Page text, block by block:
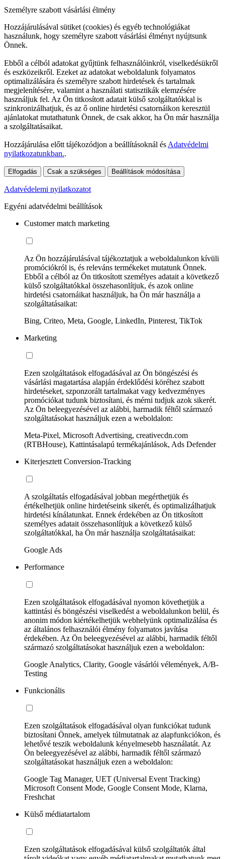
Személyre szabott vásárlási élmény
Hozzájárulásával sütiket (cookies) és egyéb technológiákat
használunk, hogy személyre szabott vásárlási élményt nyújtsunk
Önnek.
Ebből a célból adatokat gyűjtünk felhasználóinkról, viselkedésükről
és eszközeikről. Ezeket az adatokat weboldalunk folyamatos
optimalizálására és személyre szabott hirdetések és tartalmak
megjelenítésére, valamint a használati statisztikák elemzésére
használjuk fel. Az Ön titkosított adatait külső szolgáltatókkal is
szinkronizálhatjuk, és az ő online hirdetési csatornáikon keresztül
ajánlatokat mutathatunk Önnek, de csak akkor, ha Ön már használja
a szolgáltatásaikat.
Hozzájárulása előtt tájékozódjon a beállításoknál és Adatvédelmi
nyilatkozatunkban..
Elfogadás Csak a szükséges Beállítások módosítása
Adatvédelemi nyilatkozatot
Egyéni adatvédelmi beállítások
Customer match marketing
Az Ön hozzájárulásával tájékoztatjuk a weboldalunkon kívüli
promóciókról is, és releváns termékeket mutatunk Önnek.
Ebből a célból az Ön titkosított személyes adatait a következő
külső szolgáltatókkal összehasonlítjuk, és azok online
hirdetési csatornáikat használjuk, ha Ön már használja a
szolgáltatásaikat:
Bing, Criteo, Meta, Google, LinkedIn, Pinterest, TikTok
Marketing
Ezen szolgáltatások elfogadásával az Ön böngészési és
vásárlási magatartása alapján érdeklődési köréhez szabott
hirdetéseket, szponzorált tartalmakat vagy kedvezményes
promóciókat tudunk biztosítani, és mérni tudjuk azok sikerét.
Az Ön beleegyezésével az alábbi, harmadik féltől származó
szolgáltatásokat használjuk ezen a weboldalon:
Meta-Pixel, Microsoft Advertising, creativecdn.com
(RTBHouse), Kattintásalapú termékajánlások, Ads Defender
Kiterjesztett Conversion-Tracking
A szolgáltatás elfogadásával jobban megérthetjük és
értékelhetjük online hirdetéseink sikerét, és optimalizálhatjuk
hirdetési kínálatunkat. Ennek érdekében az Ön titkosított
személyes adatait összehasonlítjuk a következő külső
szolgáltatókkal, ha Ön már használja szolgáltatásaikat:
Google Ads
Performance
Ezen szolgáltatások elfogadásával nyomon követhetjük a
kattintási és böngészési viselkedést a weboldalunkon belül, és
anonim módon kiértékelhetjük webhelyünk optimalizálása és
az általános felhasználói élmény folyamatos javítása
érdekében. Az Ön beleegyezésével az alábbi, harmadik féltől
származó szolgáltatásokat használjuk ezen a weboldalon:
Google Analytics, Clarity, Google vásárlói vélemények, A/B-
Testing
Funkcionális
Ezen szolgáltatások elfogadásával olyan funkciókat tudunk
biztosítani Önnek, amelyek túlmutatnak az alapfunkciókon, és
lehetővé teszik weboldalunk kényelmesebb használatát. Az
Ön beleegyezésével az alábbi, harmadik féltől származó
szolgáltatásokat használjuk ezen a weboldalon:
Google Tag Manager, UET (Universal Event Tracking)
Microsoft Consent Mode, Google Consent Mode, Klarna,
Freshchat
Külső médiatartalom
Ezen szolgáltatások elfogadásával külső szolgáltatók által